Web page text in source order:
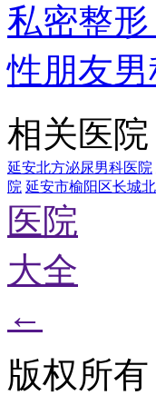
私密整
性朋友
相关医院
延安北方泌尿男科医院
院 延安市榆阳区长城
医院
大全
←
版权所